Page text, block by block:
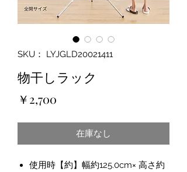
SKU： LYJGLD20021411
物干しラック
￥2,700
在庫なし
使用時【約】幅約125.0cm× 高さ約